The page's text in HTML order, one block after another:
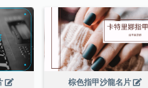
棕色指甲沙龍名片